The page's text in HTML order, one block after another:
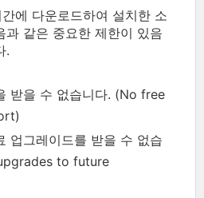
에 다운로드하여 설치한 소
과 같은 중요한 제한이 있음
.
받을 수 없습니다. (No free
업그레이드를 받을 수 없습
to future